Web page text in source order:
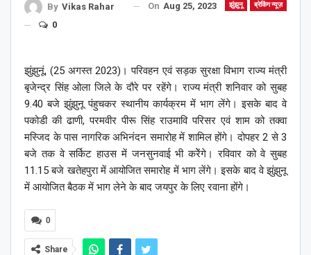
झुंझुनू ब्रेकिंग न्यूज़
By Vikas Rahar On Aug 25, 2023
0
झुंझुनूं, (25 अगस्त 2023)। परिवहन एवं सड़क सुरक्षा विभाग राज्य मंत्री
बृजेन्द्र सिंह ओला जिले के दौरे पर रहेंगे। राज्य मंत्री शनिवार को सुबह
9.40 बजे झुंझुनू पंहुचकर स्थानीय कार्यक्रम में भाग लेंगे। इसके बाद वे
पकोडी की ढाणी, परमवीर पीरू सिंह राउमावि परिसर एवं शाम को तक्वा
मस्जिद के पास नागरिक अभिनंदन समारोह में शामिल होंगे। दोपहर 2 से 3
बजे तक वे सर्किट हाउस में जनसुनवाई भी करेेंगे। रविवार को वे सुबह
11.15 बजे खतेहपुरा में आयोजित समारोह में भाग लेंगे। इसके बाद वे झुंझुनू
में आयोजित बैठक में भाग लेने के बाद जयपुर के लिए रवाना होंगे।
0
Share